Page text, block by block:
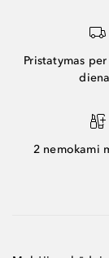
Pristatymas
2 nemokami